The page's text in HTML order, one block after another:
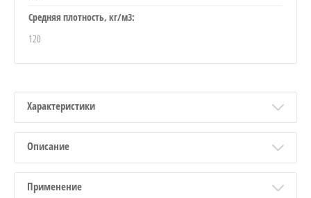
Средняя плотность, кг/м3:
120
Характеристики
Описание
Применение